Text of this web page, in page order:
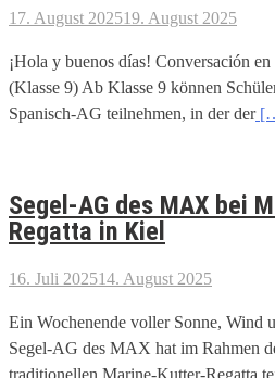
17. August 202519. August 2025
¡Hola y buenos días! Conversación
(Klasse 9) Ab Klasse 9 können
Spanisch-AG teilnehmen, in der der
Segel-AG des MAX bei
Regatta in Kiel
16. Juli 202514. August 2025
Ein Wochenende voller Sonne, Wind
Segel-AG des MAX hat im Rahmen
traditionellen Marine-Kutter-Regatta